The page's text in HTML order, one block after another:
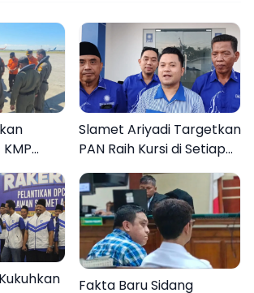
Slamet Ariyadi Targetkan
PAN Raih Kursi di Setiap
2029
Fakta Baru Sidang